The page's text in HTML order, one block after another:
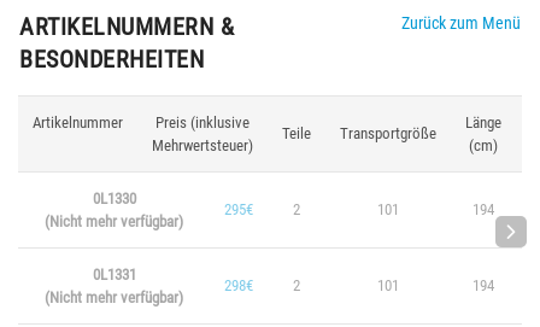
ARTIKELNUMMERN &
BESONDERHEITEN
Zurück zum Menü
Artikelnummer
Preis (inklusive
Mehrwertsteuer)
Teile Transportgröße
Länge
(cm)
0L1330
(Nicht mehr verfügbar)
295€ 2 101 194
0L1331
(Nicht mehr verfügbar)
298€ 2 101 194